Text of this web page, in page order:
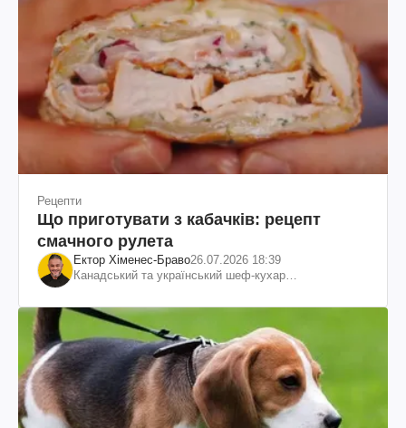
Рецепти
Що приготувати з кабачків: рецепт
смачного рулета
Ектор Хіменес-Браво26.07.2026 18:39
Канадський та український шеф-кухар